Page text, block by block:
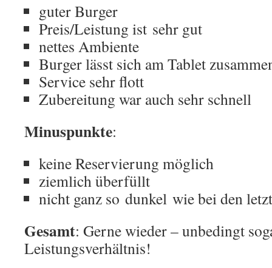
guter Burger
Preis/Leistung ist sehr gut
nettes Ambiente
Burger lässt sich am Tablet
Service sehr flott
Zubereitung war auch sehr schnell
Minuspunkte:
keine Reservierung möglich
ziemlich überfüllt
nicht ganz so dunkel wie bei den
Gesamt: Gerne wieder – unbedingt
Leistungsverhältnis!